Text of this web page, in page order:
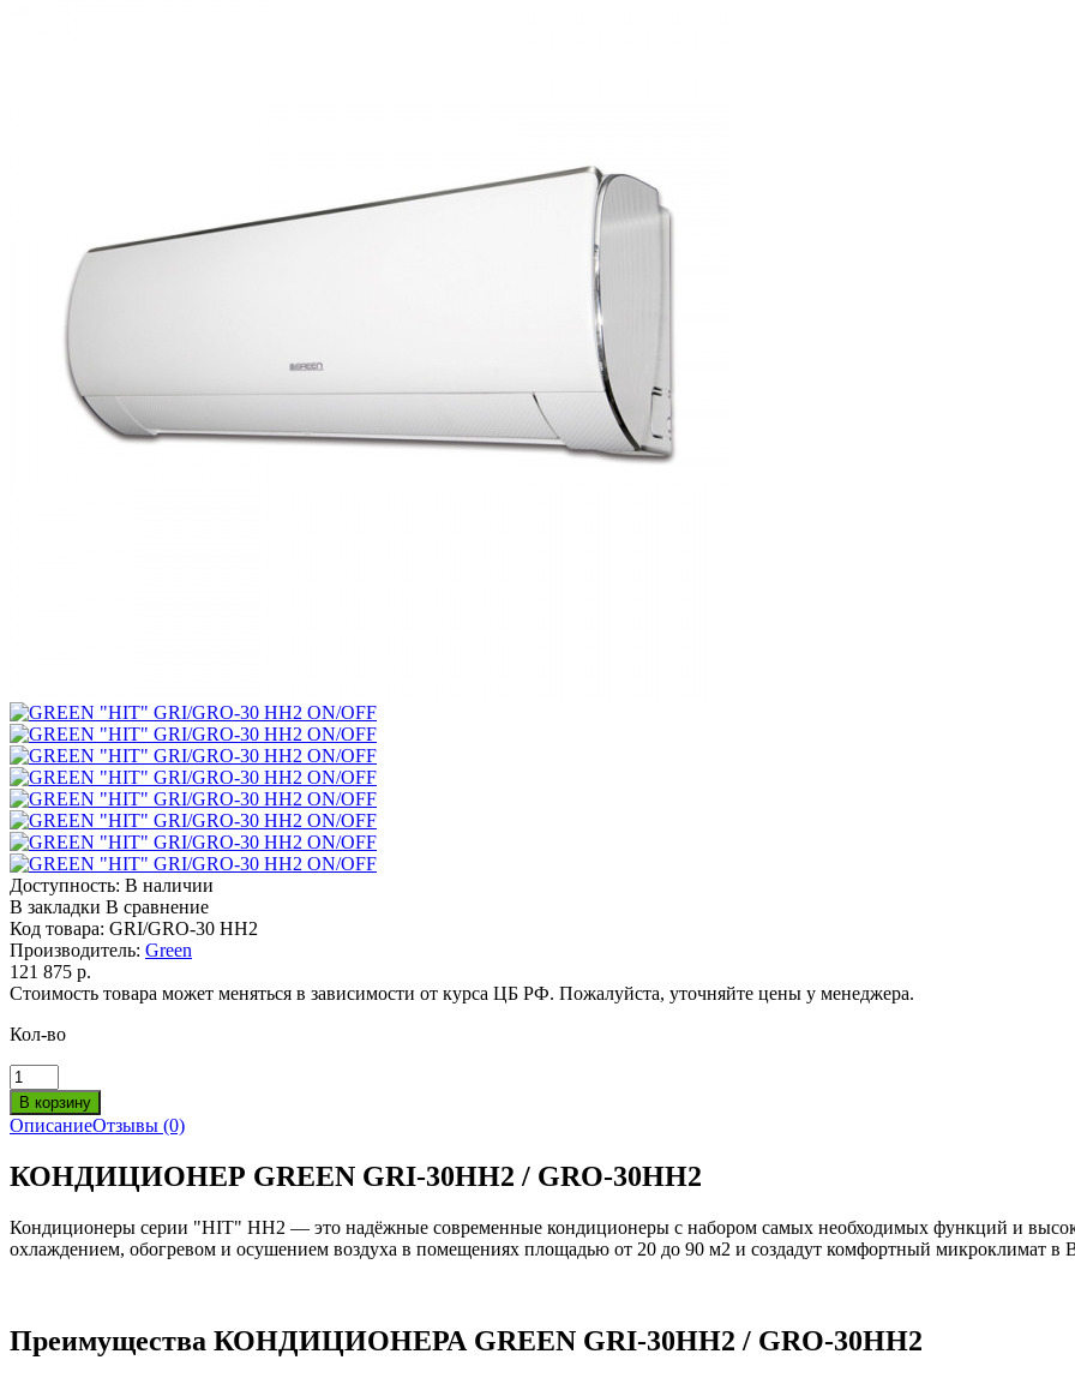
Доступность: В наличии
В закладки В сравнение
Код товара: GRI/GRO-30 HH2
Производитель: Green
121 875 р.
Стоимость товара может меняться в зависимости от курса ЦБ РФ. Пожалуйста, уточняйте цены у менеджера.
Кол-во
ОписаниеОтзывы (0)
КОНДИЦИОНЕР GREEN GRI-30HH2 / GRO-30HH2
Кондиционеры серии "HIT" HH2 — это надёжные современные кондиционеры с набором самых необходимых функций и
охлаждением, обогревом и осушением воздуха в помещениях площадью от 20 до 90 м2 и создадут комфортный микроклимат в
Преимущества КОНДИЦИОНЕРА GREEN GRI-30HH2 / GRO-30HH2